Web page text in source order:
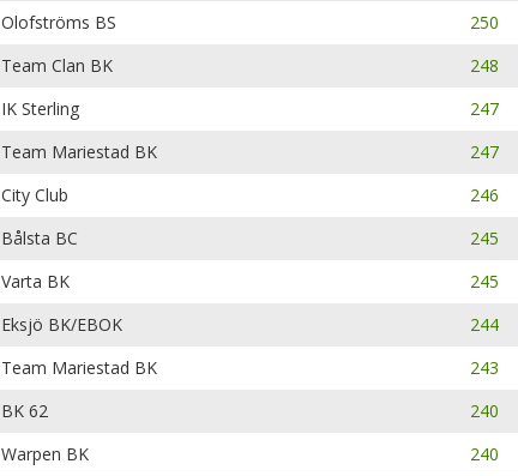
Olofströms BS
250
Team Clan BK 248
IK Sterling
247
Team Mariestad BK 247
City Club 246
Bålsta BC 245
Varta BK 245
Eksjö BK/EBOK 244
Team Mariestad BK
243
BK 62
240
Warpen BK
240